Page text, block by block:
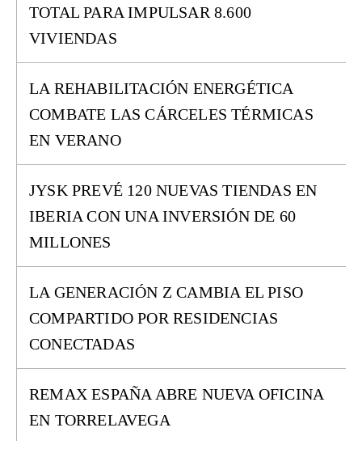
TOTAL PARA IMPULSAR 8.600
VIVIENDAS
LA REHABILITACIÓN ENERGÉTICA
COMBATE LAS CÁRCELES TÉRMICAS
EN VERANO
JYSK PREVÉ 120 NUEVAS TIENDAS EN
IBERIA CON UNA INVERSIÓN DE 60
MILLONES
LA GENERACIÓN Z CAMBIA EL PISO
COMPARTIDO POR RESIDENCIAS
CONECTADAS
REMAX ESPAÑA ABRE NUEVA OFICINA
EN TORRELAVEGA